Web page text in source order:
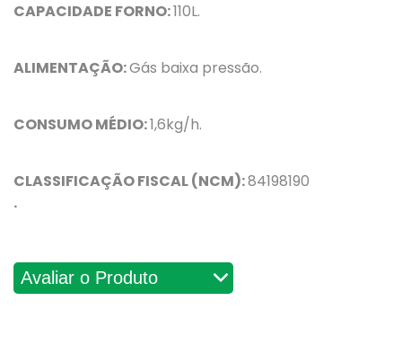
CAPACIDADE FORNO:110L.
ALIMENTAÇÃO:Gás baixa pressão.
CONSUMO MÉDIO:1,6kg/h.
CLASSIFICAÇÃO FISCAL (NCM):84198190
.
Avaliações